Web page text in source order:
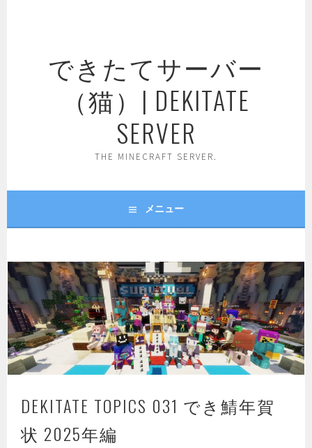
できたてサーバー
（猫）| DEKITATE
SERVER
THE MINECRAFT SERVER.
メニュー
DEKITATE TOPICS 031 でき鯖年賀
状 2025年編